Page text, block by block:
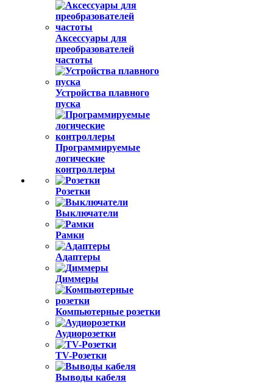
Аксессуары для
преобразователей
частоты
Устройства плавного
пуска
Программируемые
логические
контроллеры
Розетки
Выключатели
Рамки
Адаптеры
Диммеры
Компьютерные розетки
Аудиорозетки
TV-Розетки
Выводы кабеля